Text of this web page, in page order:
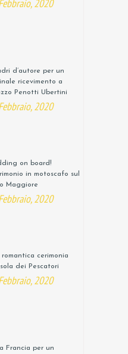
2020
d’autore per un
ricevimento a
Penotti Ubertini
2020
on board!
in motoscafo sul
Maggiore
2020
romantica cerimonia
dei Pescatori
2020
Francia per un